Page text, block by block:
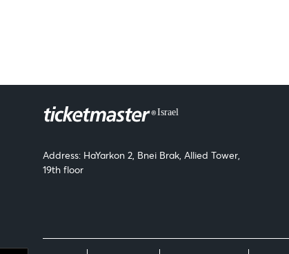
Address: HaYarkon 2, Bnei Brak, Allied Tower,
19th floor